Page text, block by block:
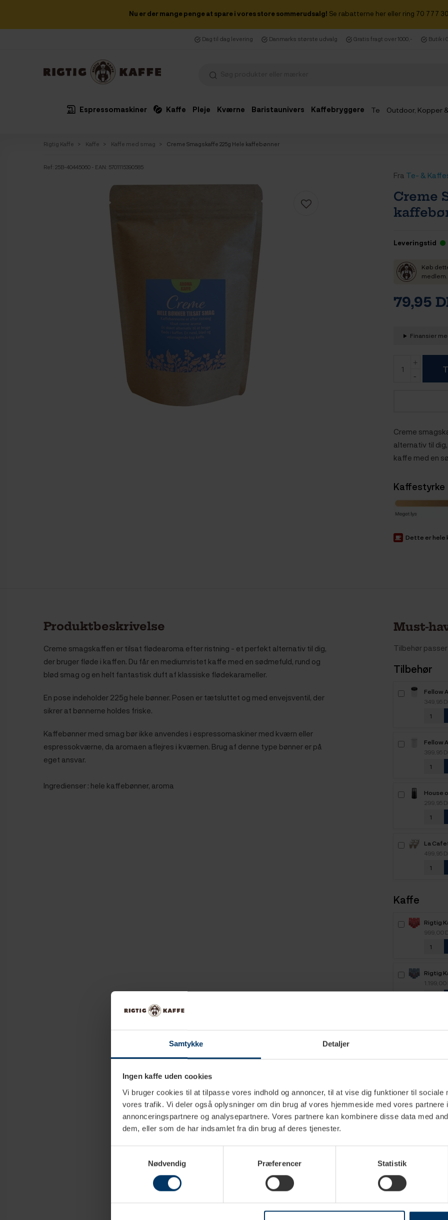
Samtykke Detaljer
Ingen kaffe uden cookies
Vi bruger cookies til at tilpasse vores indhold og annoncer, til at vise dig funktioner til sociale
vores trafik. Vi deler også oplysninger om din brug af vores hjemmeside med vores partnere
annonceringspartnere og analysepartnere. Vores partnere kan kombinere disse data med
dem, eller som de har indsamlet fra din brug af deres tjenester.
Nødvendig
Præferencer Statistik
Nu er der mange penge at spare i vores store sommerudsalg! Se rabatterne her eller ring 70 777
Dag til dag levering Danmarks største udvalg Gratis fragt over 1000,- Butik i
Espressomaskiner Kaffe Pleje Kværne Baristaunivers Kaffebryggere Te Outdoor, Kopper
Rigtig Kaffe Kaffe Kaffe med smag Creme Smagskaffe 225g Hele kaffebønner
Ref: 25B-40445060 - EAN: 5701115390585
Fra Te- &
Creme
Leveringstid
Køb
79,95
Finansier
Creme
alternativ til
kaffe med en
Kaffestyrke
Dette er hele
Produktbeskrivelse
Creme smagskaffen er tilsat flødearoma efter ristning - et perfekt alternativ til dig,
der bruger fløde i kaffen. Du får en mediumristet kaffe med en sødmefuld, rund og
blød smag og en helt fantastisk duft af klassiske flødekarameller.
En pose indeholder 225g hele bønner. Posen er tætsluttet og med envejsventil, der
sikrer at bønnerne holdes friske.
Kaffebønner med smag bør ikke anvendes i espressomaskiner med kværn eller
espressokværne, da aromaen aflejres i kværnen. Brug af denne type bønner er på
eget ansvar.
Ingredienser : hele kaffebønner, aroma
Must-
Tilbehør
Tilbehør
Fellow
349,95
Fellow
399,95
House
299,95
La
cl 3 x 2
499,95
Kaffe
Rigtig
Intenso
999,00
Rigtig
6kg
1.199,00
Crema
5,2kg